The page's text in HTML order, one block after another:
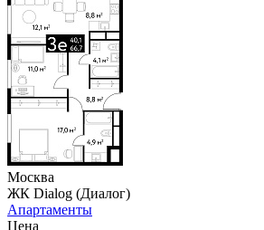
Москва
ЖК Dialog (Диалог)
Апартаменты
Цена